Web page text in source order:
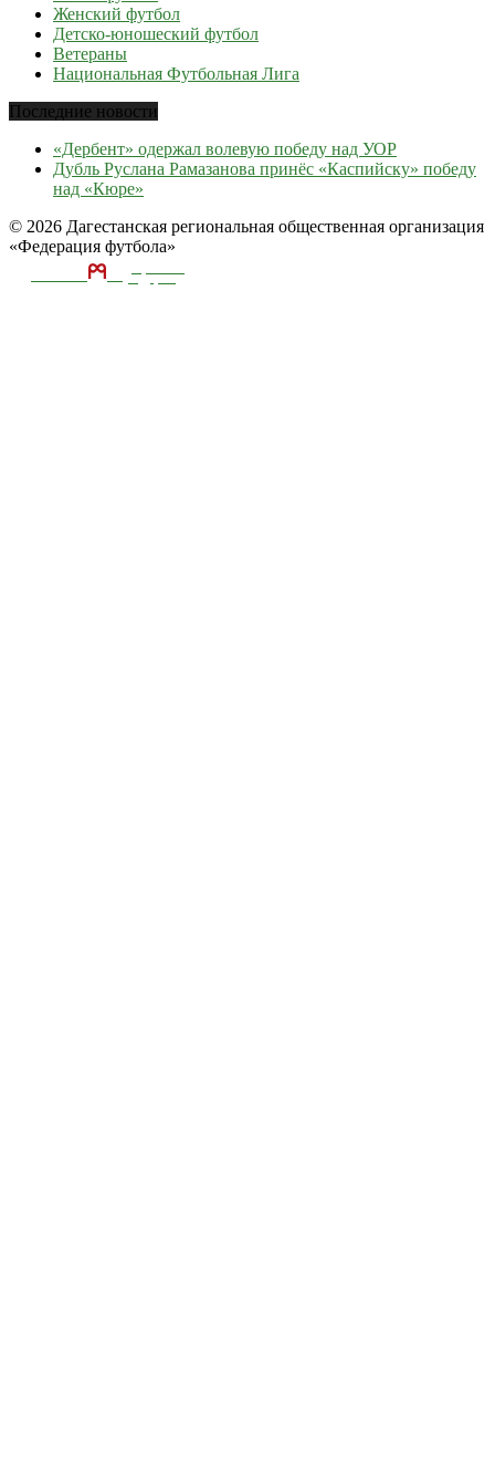
Женский футбол
Детско-юношеский футбол
Ветераны
Национальная Футбольная Лига
Последние новости
«Дербент» одержал волевую победу над УОР
Дубль Руслана Рамазанова принёс «Каспийску» победу
над «Кюре»
© 2026 Дагестанская региональная общественная организация
«Федерация футбола»